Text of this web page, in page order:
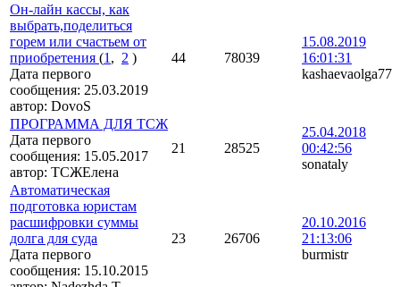
Он-лайн кассы, как
выбрать,поделиться
горем или счастьем от
приобретения (1 , 2 )
Дата первого
сообщения: 25.03.2019
автор: DovoS
44 78039
15.08.2019
16:01:31
kashaevaolga77
ПРОГРАММА ДЛЯ ТСЖ
Дата первого
сообщения: 15.05.2017
автор: ТСЖЕлена
21 28525
25.04.2018
00:42:56
sonataly
Автоматическая
подготовка юристам
расшифровки суммы
долга для суда
Дата первого
сообщения: 15.10.2015
23 26706
20.10.2016
21:13:06
burmistr